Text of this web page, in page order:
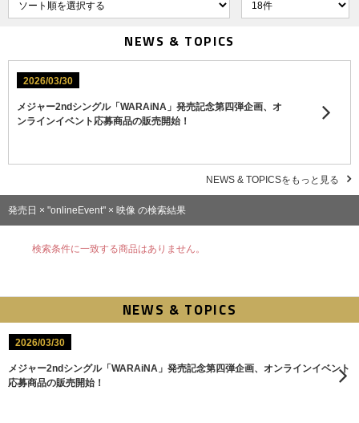
NEWS & TOPICS
2026/03/30
メジャー2ndシングル「WARAiNA」発売記念第四弾企画、オ
ンラインイベント応募商品の販売開始！
NEWS & TOPICSをもっと見る
発売日 × "onlineEvent" × 映像 の検索結果
検索条件に一致する商品はありません。
NEWS & TOPICS
2026/03/30
メジャー2ndシングル「WARAiNA」発売記念第四弾企画、オンラインイベント
応募商品の販売開始！